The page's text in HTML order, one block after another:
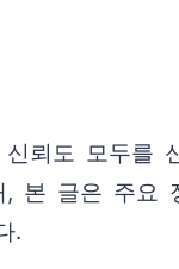
뢰도 모두를
본 글은 주요
.